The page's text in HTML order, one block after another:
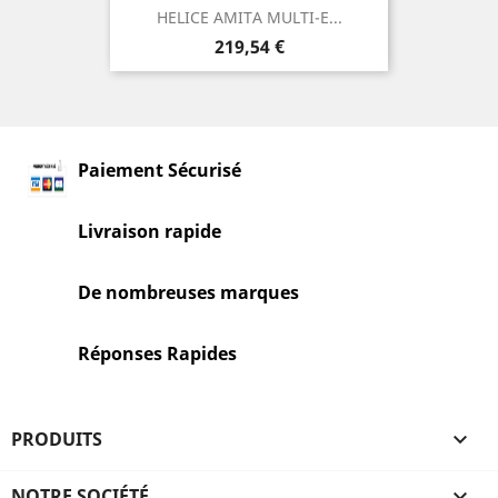
HELICE AMITA MULTI-E...
Prix
219,54 €
Paiement Sécurisé
Livraison rapide
De nombreuses marques
Réponses Rapides
PRODUITS 